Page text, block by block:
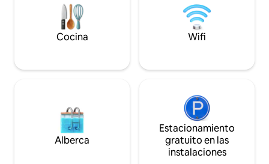
acogedora casa de campo que tiene un
toque de artistas en todo el espacio. PEI
Tourism # 2203424
Cocina Wifi
Alberca
Estacionamiento
gratuito en las
instalaciones